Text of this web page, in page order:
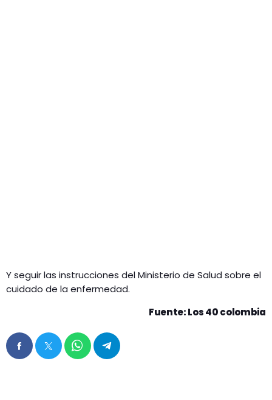
Y seguir las instrucciones del Ministerio de Salud sobre el
cuidado de la enfermedad.
Fuente: Los 40 colombia